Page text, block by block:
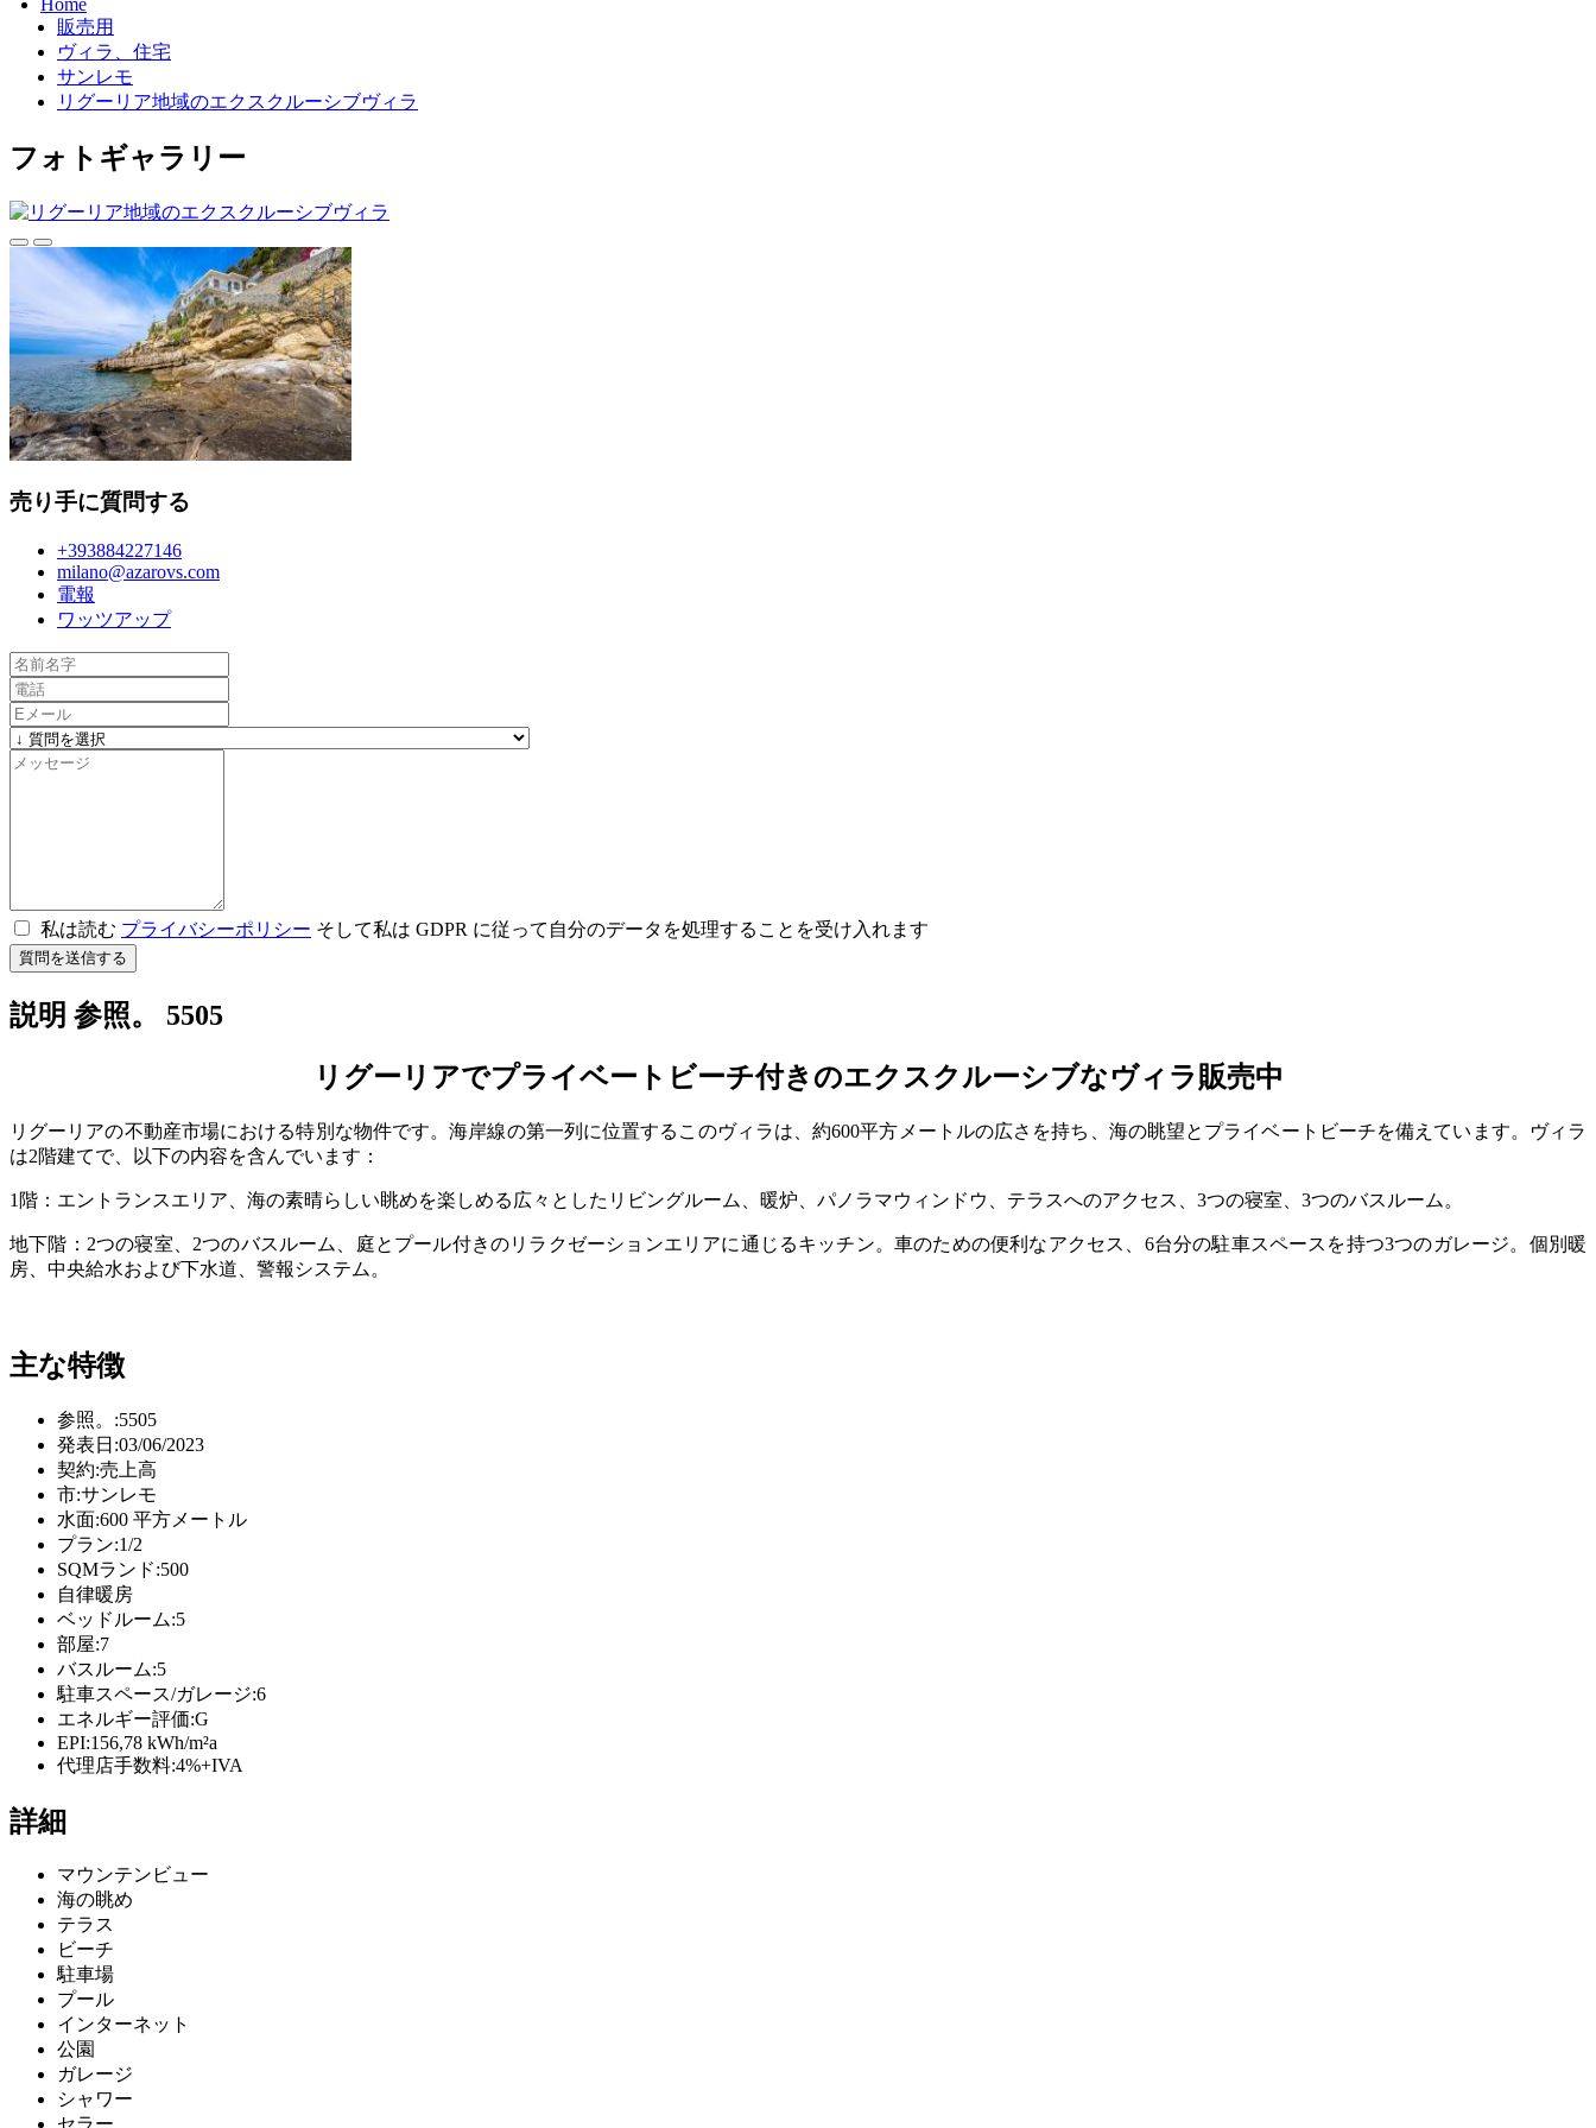
販売用
ヴィラ、住宅
サンレモ
リグーリア地域のエクスクルーシブヴィラ
フォトギャラリー
売り手に質問する
+393884227146
milano@azarovs.com
電報
ワッツアップ
私は読む プライバシーポリシー そして私は GDPR に従って自分のデータを処理することを受け入れます
質問を送信する
説明 参照。 5505
リグーリアでプライベートビーチ付きのエクスクルーシブなヴィラ販売中
リグーリアの不動産市場における特別な物件です。海岸線の第一列に位置するこのヴィラは、約600平方メートルの広さを持ち、海の眺望とプライベートビーチを備えています。ヴィラ
は2階建てで、以下の内容を含んでいます：
1階：エントランスエリア、海の素晴らしい眺めを楽しめる広々としたリビングルーム、暖炉、パノラマウィンドウ、テラスへのアクセス、3つの寝室、3つのバスルーム。
地下階：2つの寝室、2つのバスルーム、庭とプール付きのリラクゼーションエリアに通じるキッチン。車のための便利なアクセス、6台分の駐車スペースを持つ3つのガレージ。個別暖
房、中央給水および下水道、警報システム。
主な特徴
参照。:5505
発表日:03/06/2023
契約:売上高
市:サンレモ
水面:600 平方メートル
プラン:1/2
SQMランド:500
自律暖房
ベッドルーム:5
部屋:7
バスルーム:5
駐車スペース/ガレージ:6
エネルギー評価:G
EPI:156,78 kWh/m²a
代理店手数料:4%+IVA
詳細
マウンテンビュー
海の眺め
テラス
ビーチ
駐車場
プール
インターネット
公園
ガレージ
シャワー